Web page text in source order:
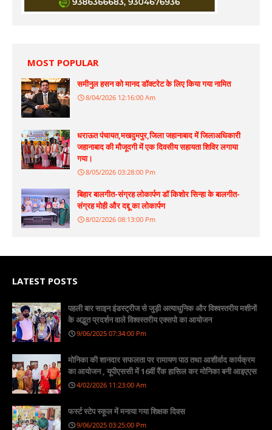
MOST POPULAR
समीनुल हसन को मानद डॉक्टरेट के लिए किया गया नामित
8/04/2026 12:16:00 Am
धराऊत पंचायत,मखदुमपुर,जिला जहानाबाद में जिलाअधिकारी
जहानाबाद की मौजूदगी में एक दिवसीय सहायता शिविर लगाया
गया।
8/05/2026 03:28:00 Pm
बिहार बालगीत-संग्रह लोकार्पण डॉ किशोर सिन्हा के बालगीत-
संग्रह मोही और दद्दू का लोकार्पण
8/02/2026 08:13:00 Pm
LATEST POSTS
पहली बार साइन इंडस्ट्रीज से जुड़ी अत्याधुनिक और विश्वस्तरीय मशीनों
के अद्भुत प्रदर्शन वाले विश्वस्तरीय एक्सपो का आयोजन
9/06/2025 07:34:00 Pm
मोनिका की शानदार सफलता पर रामायण पाठ तथा आशीर्वाद कार्यक्रम
का आयोजन , यूपीएससी में 16वीं रैंक हासिल कर मोनिका बनी आइएएस
4/02/2026 11:23:00 Am
फर्स्ट स्टेप स्कूल में मनाया गया शिक्षक दिवस
9/06/2025 03:25:00 Pm